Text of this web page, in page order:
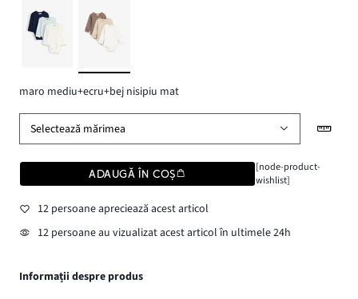
maro mediu+ecru+bej nisipiu mat
Selectează mărimea
ADAUGĂ ÎN COȘ
[node-product-
wishlist]
12 persoane apreciează acest articol
12 persoane au vizualizat acest articol în ultimele 24h
Informații despre produs